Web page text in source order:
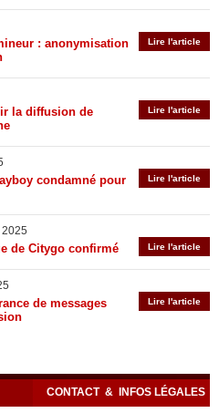
Lire l'article
: anonymisation
Lire l'article
la diffusion de
Lire l'article
condamné pour
2025
Lire l'article
de Citygo confirmé
Lire l'article
de messages
CONTACT & INFOS LÉGALES